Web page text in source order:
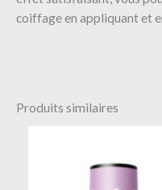
coiffage en appliquant et
Produits similaires